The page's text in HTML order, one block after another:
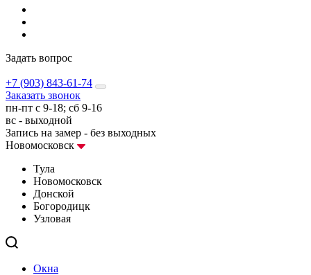
Задать вопрос
+7 (903) 843-61-74
Заказать звонок
пн-пт с 9-18; сб 9-16
вс - выходной
Запись на замер - без выходных
Новомосковск
Тула
Новомосковск
Донской
Богородицк
Узловая
Окна